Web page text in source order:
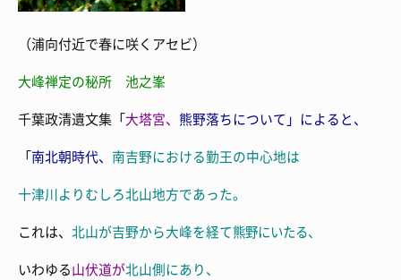
（浦向付近で春に咲くアセビ）
大峰禅定の秘所 池之峯
千葉政清遺文集「大塔宮、 熊野落ちについて」によると、
「南北朝時代、 南吉野における勤王の中心地は
十津川よりむしろ北山地方であった。
これは、 北山が吉野から大峰を経て熊野にいたる、
いわゆる山伏道が北山側にあり、